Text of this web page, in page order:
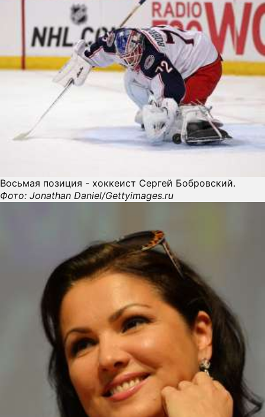
Восьмая позиция - хоккеист Сергей Бобровский.
Фото: Jonathan Daniel/Gettyimages.ru